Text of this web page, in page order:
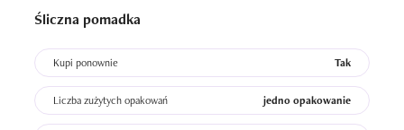
Śliczna pomadka
Kupi ponownie Tak
Liczba zużytych opakowań jedno opakowanie